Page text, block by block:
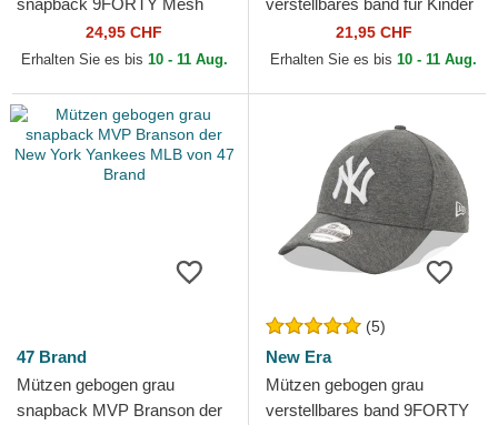
snapback 9FORTY Mesh
Flawless der New York
Yankees MLB von New Era
24,95 CHF
Erhalten Sie es bis 10 - 11 Aug.
verstellbares band für Kinder
9FORTY Essential der New
York Yankees MLB von...
21,95 CHF
Erhalten Sie es bis 10 - 11 Aug.
47 Brand
Mützen gebogen grau
snapback MVP Branson der
(5)
New Era
Mützen gebogen grau
verstellbares band 9FORTY